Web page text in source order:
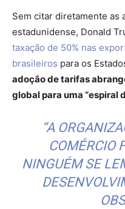
Sem citar diretamente as
estadunidense, Donald
taxação de 50% nas
brasileiros para os
adoção de tarifas
global para uma “espiral
“A
COMÉRCIO
NINGUÉM SE